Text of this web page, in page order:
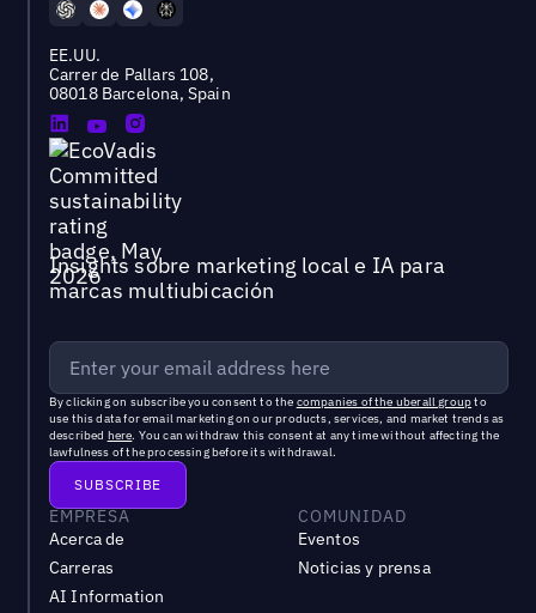
EE.UU.
Carrer de Pallars 108,
08018 Barcelona, Spain
Insights sobre marketing local e IA para
marcas multiubicación
By clicking on subscribe you consent to the companies of the uberall groupto
use this data for email marketing on our products, services, and market trends as
described here. You can withdraw this consent at any time without affecting the
lawfulness of the processing before its withdrawal.
EMPRESA
Acerca de
Carreras
AI Information
COMUNIDAD
Eventos
Noticias y prensa